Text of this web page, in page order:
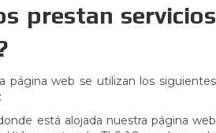
prestan servicios
página web se utilizan los siguientes
está alojada nuestra página web